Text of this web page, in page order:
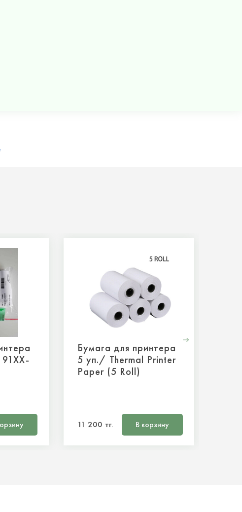
Бумага для принтера
5 уп./ Thermal Printer
Paper (5 Roll)
11 200 тг. В корзину